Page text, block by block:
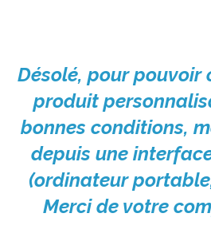
Désolé, pour pouvoir
produit
bonnes conditions,
depuis une
(ordinateur
Merci de votre